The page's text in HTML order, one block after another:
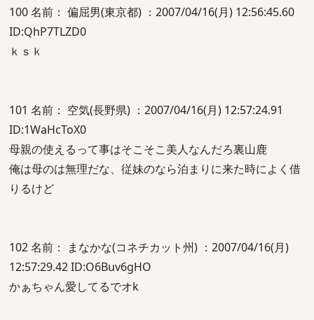
100 名前： 偏屈男(東京都) ：2007/04/16(月) 12:56:45.60
ID:QhP7TLZD0
ｋｓｋ
101 名前： 空気(長野県) ：2007/04/16(月) 12:57:24.91
ID:1WaHcToX0
母親の使えるって事はそこそこ美人なんだろ裏山鹿
俺は母のは無理だな、従妹のなら泊まりに来た時によく借
りるけど
102 名前： まなかな(コネチカット州) ：2007/04/16(月)
12:57:29.42 ID:O6Buv6gHO
かぁちゃん愛してるでオk